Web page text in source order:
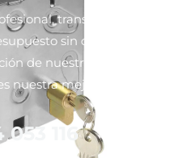
transparente y con
sin compromiso y
de nuestros clientes en
nuestra mejor garantía.
053 116